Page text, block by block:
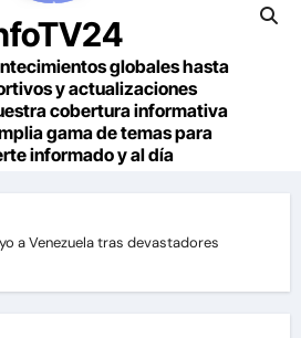
globales hasta
y actualizaciones
cobertura informativa
gama de temas para
informado y al día
a Venezuela tras devastadores